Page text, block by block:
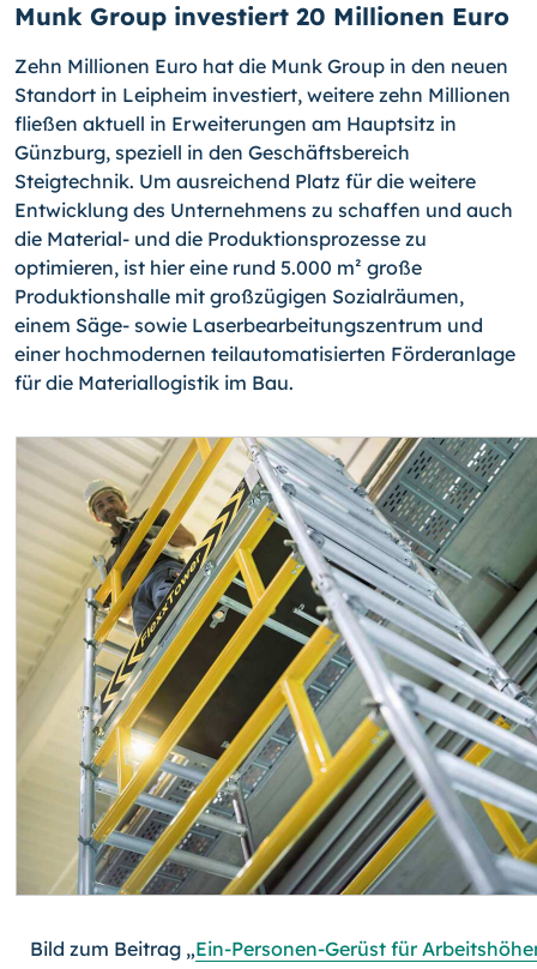
Munk Group investiert 20 Millionen Euro
Zehn Millionen Euro hat die Munk Group in den neuen
Standort in Leipheim investiert, weitere zehn Millionen
fließen aktuell in Erweiterungen am Hauptsitz in
Günzburg, speziell in den Geschäftsbereich
Steigtechnik. Um ausreichend Platz für die weitere
Entwicklung des Unternehmens zu schaffen und auch
die Material- und die Produktionsprozesse zu
optimieren, ist hier eine rund 5.000 m² große
Produktionshalle mit großzügigen Sozialräumen,
einem Säge- sowie Laserbearbeitungszentrum und
einer hochmodernen teilautomatisierten Förderanlage
für die Materiallogistik im Bau.
Bild zum Beitrag „Ein-Personen-Gerüst für